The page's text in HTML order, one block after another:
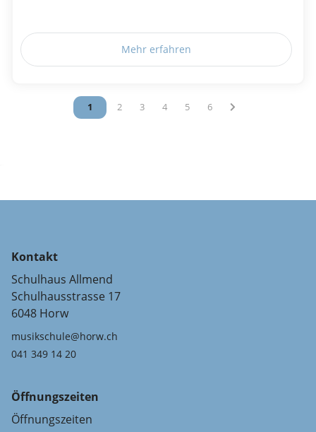
Mehr erfahren
Vous êtes sur la page
1 Vous êtes sur la page
2 Vous êtes sur la page
3 Vous êtes sur la page
4 Vous êtes sur la page
5 Vous êtes sur la page
6
Kontakt
Schulhaus Allmend
Schulhausstrasse 17
6048 Horw
musikschule@horw.ch
041 349 14 20
Öffnungszeiten
Öffnungszeiten